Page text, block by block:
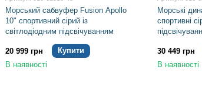
Морський сабвуфер Fusion Apollo
10" спортивний сірий із
світлодіодним підсвічуванням
20 999 грн
Купити
В наявності
Морські
спортивні
30 449 грн
В наявності